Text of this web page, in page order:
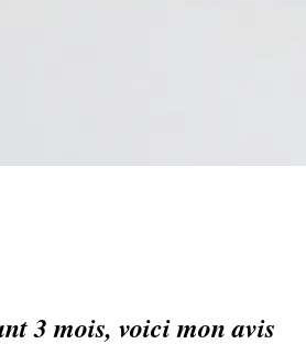
3 mois, voici mon avis